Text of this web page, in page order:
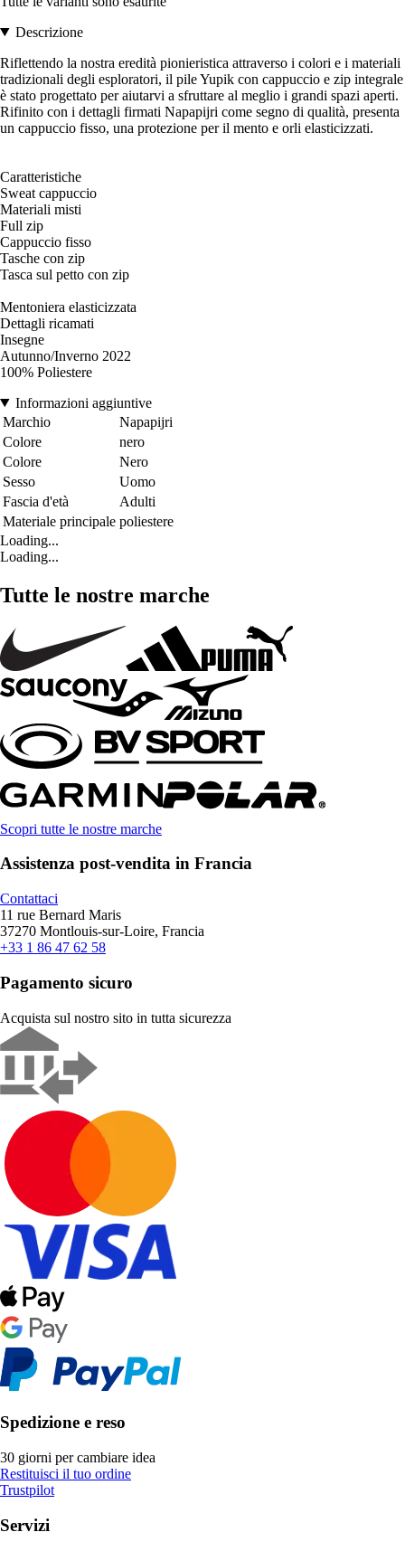
Descrizione
Riflettendo la nostra eredità pionieristica attraverso i colori e i materiali
tradizionali degli esploratori, il pile Yupik con cappuccio e zip integrale
è stato progettato per aiutarvi a sfruttare al meglio i grandi spazi aperti.
Rifinito con i dettagli firmati Napapijri come segno di qualità, presenta
un cappuccio fisso, una protezione per il mento e orli elasticizzati.
Caratteristiche
Sweat cappuccio
Materiali misti
Full zip
Cappuccio fisso
Tasche con zip
Tasca sul petto con zip
Mentoniera elasticizzata
Dettagli ricamati
Insegne
Autunno/Inverno 2022
100% Poliestere
Informazioni aggiuntive
Marchio
Napapijri
Colore
nero
Colore
Nero
Sesso
Uomo
Fascia d'età
Adulti
Materiale principale poliestere
Loading...
Loading...
Tutte le nostre marche
Scopri tutte le nostre marche
Assistenza post-vendita in Francia
Contattaci
11 rue Bernard Maris
37270 Montlouis-sur-Loire, Francia
+33 1 86 47 62 58
Pagamento sicuro
Acquista sul nostro sito in tutta sicurezza
Spedizione e reso
30 giorni per cambiare idea
Restituisci il tuo ordine
Trustpilot
Servizi